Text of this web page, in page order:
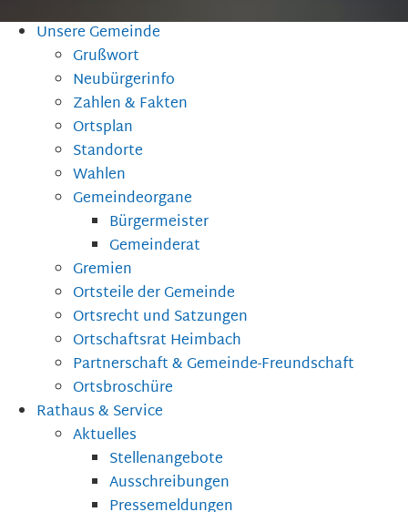
Unsere Gemeinde
Grußwort
Neubürgerinfo
Zahlen & Fakten
Ortsplan
Standorte
Wahlen
Gemeindeorgane
Bürgermeister
Gemeinderat
Gremien
Ortsteile der Gemeinde
Ortsrecht und Satzungen
Ortschaftsrat Heimbach
Partnerschaft & Gemeinde-Freundschaft
Ortsbroschüre
Rathaus & Service
Aktuelles
Stellenangebote
Ausschreibungen